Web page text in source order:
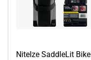
tootelehel.
NiteIze SaddleLit Bike